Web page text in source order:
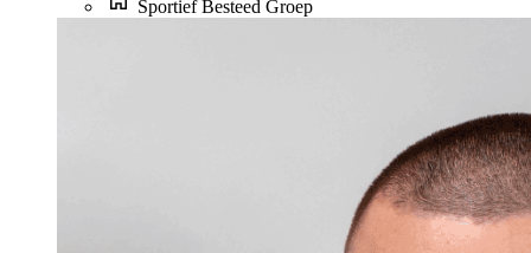
Sportief Besteed Groep